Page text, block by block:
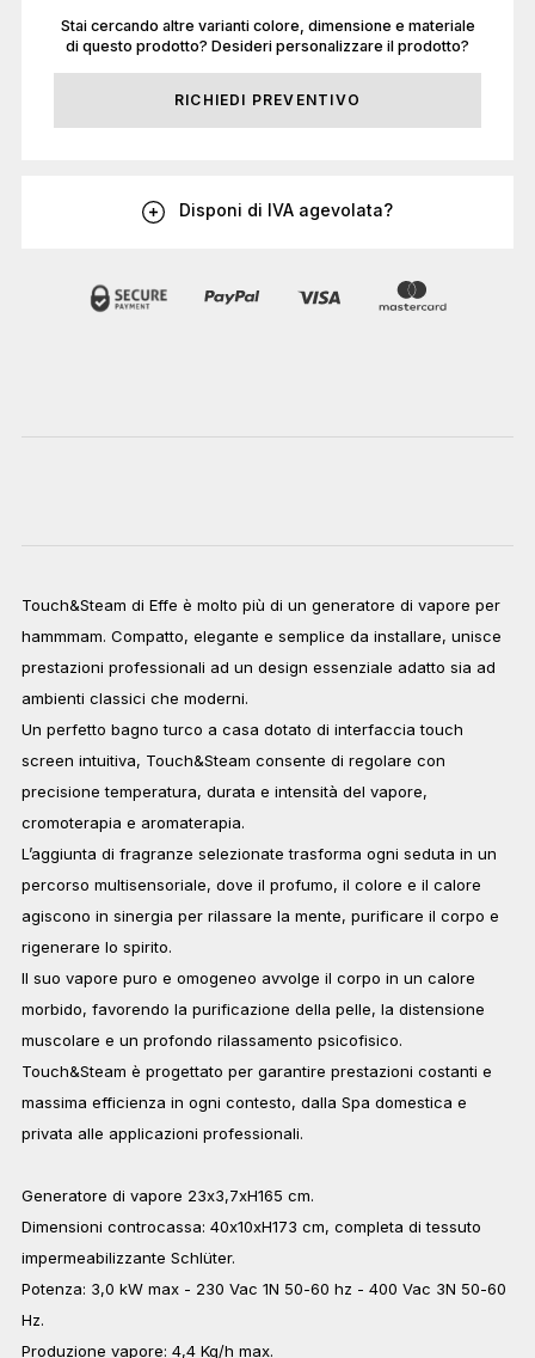
Stai cercando altre varianti colore, dimensione e materiale
di questo prodotto? Desideri personalizzare il prodotto?
RICHIEDI PREVENTIVO
Disponi di IVA agevolata?
Touch&Steam di Effe è molto più di un generatore di vapore per
hammmam. Compatto, elegante e semplice da installare, unisce
prestazioni professionali ad un design essenziale adatto sia ad
ambienti classici che moderni.
Un perfetto bagno turco a casa dotato di interfaccia touch
screen intuitiva, Touch&Steam consente di regolare con
precisione temperatura, durata e intensità del vapore,
cromoterapia e aromaterapia.
L’aggiunta di fragranze selezionate trasforma ogni seduta in un
percorso multisensoriale, dove il profumo, il colore e il calore
agiscono in sinergia per rilassare la mente, purificare il corpo e
rigenerare lo spirito.
Il suo vapore puro e omogeneo avvolge il corpo in un calore
morbido, favorendo la purificazione della pelle, la distensione
muscolare e un profondo rilassamento psicofisico.
Touch&Steam è progettato per garantire prestazioni costanti e
massima efficienza in ogni contesto, dalla Spa domestica e
privata alle applicazioni professionali.
Generatore di vapore 23x3,7xH165 cm.
Dimensioni controcassa: 40x10xH173 cm, completa di tessuto
impermeabilizzante Schlüter.
Potenza: 3,0 kW max - 230 Vac 1N 50-60 hz - 400 Vac 3N 50-60
Hz.
Produzione vapore: 4,4 Kg/h max.